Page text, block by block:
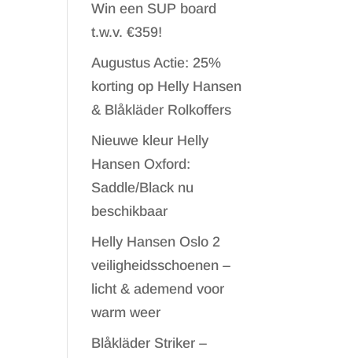
Win een SUP board
t.w.v. €359!
Augustus Actie: 25%
korting op Helly Hansen
& Blåkläder Rolkoffers
Nieuwe kleur Helly
Hansen Oxford:
Saddle/Black nu
beschikbaar
Helly Hansen Oslo 2
veiligheidsschoenen –
licht & ademend voor
warm weer
Blåkläder Striker –